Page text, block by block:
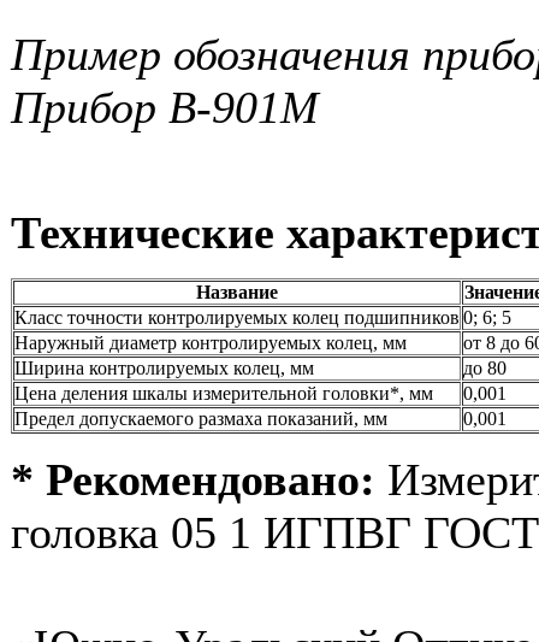
Пример обозначения
Прибор В-901М
Технические
Название
Класс точности контролируемых колец подшипников 0; 6; 5
Наружный диаметр контролируемых колец, мм
от 8 до
Ширина контролируемых колец, мм
до 80
Цена деления шкалы измерительной головки*, мм
0,001
Предел допускаемого размаха показаний, мм
0,001
* Рекомендовано:
головка 05 1 ИГПВГ